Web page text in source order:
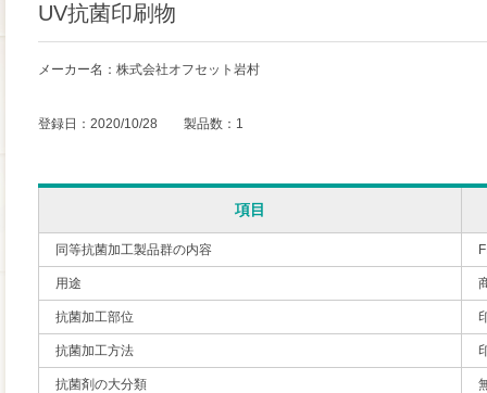
UV抗菌印刷物
メーカー名：株式会社オフセット岩村
登録日：2020/10/28 製品数：1
項目
同等抗菌加工製品群の内容
用途
抗菌加工部位
抗菌加工方法
抗菌剤の大分類